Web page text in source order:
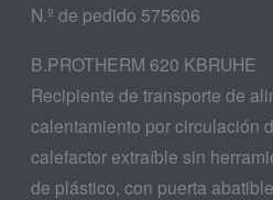
N.º de pedido 575606
B.PROTHERM 620 KBRUHE
Recipiente de transporte de
calentamiento por circulación
calefactor extraíble sin
de plástico, con puerta